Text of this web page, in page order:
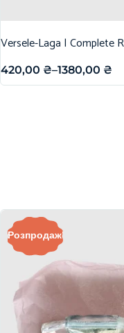
Versele-Laga | Complete
420,00 ₴–1380,00 ₴
Розпродаж!